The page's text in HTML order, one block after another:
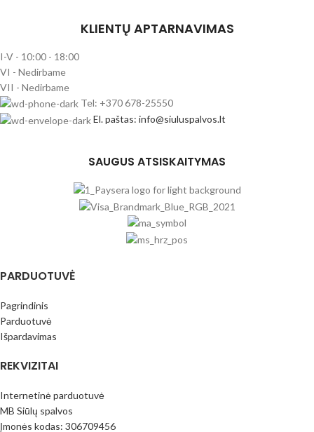
KLIENTŲ APTARNAVIMAS
I-V - 10:00 - 18:00
VI - Nedirbame
VII - Nedirbame
Tel: +370 678-25550
El. paštas: info@siuluspalvos.lt
SAUGUS ATSISKAITYMAS
PARDUOTUVĖ
Pagrindinis
Parduotuvė
Išpardavimas
REKVIZITAI
Internetinė parduotuvė
MB Siūlų spalvos
Įmonės kodas: 306709456